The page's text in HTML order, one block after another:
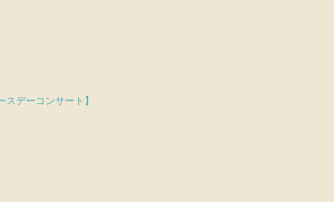
スデーコンサート】